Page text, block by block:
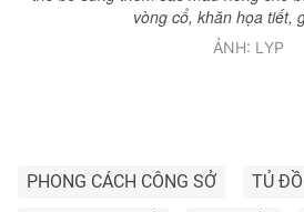
vòng cổ, khăn họa tiết,
ẢNH: LYP
PHONG CÁCH CÔNG SỞ
TỦ